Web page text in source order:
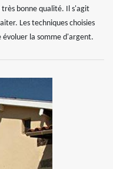
bonne qualité. Il s'agit
Les techniques choisies
évoluer la somme d'argent.